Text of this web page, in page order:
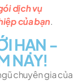
dịch vụ
của bạn.
HẠN -
NAY!
chuyên gia của